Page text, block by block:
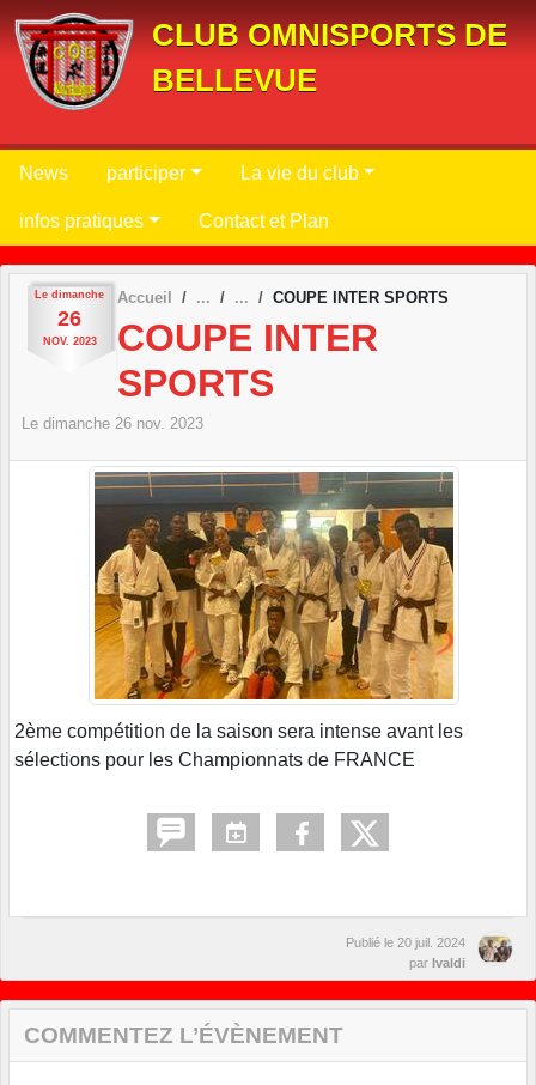
CLUB OMNISPORTS DE
BELLEVUE
News participer La vie du club
infos pratiques Contact et Plan
Le dimanche
26
NOV. 2023
Accueil COUPE INTER SPORTS
COUPE INTER
SPORTS
Le dimanche 26 nov. 2023
2ème compétition de la saison sera intense avant les
sélections pour les Championnats de FRANCE
Publié le 20 juil. 2024
par Ivaldi
COMMENTEZ L’ÉVÈNEMENT
Panneau de gestion des cookies